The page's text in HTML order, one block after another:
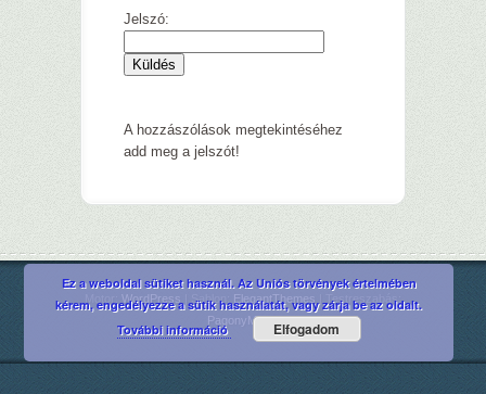
Jelszó:
A hozzászólások megtekintéséhez
add meg a jelszót!
WordPress | Sablon: ElegantThemes | Testreszabás:
PagonyMedia
Ez a weboldal sütiket használ. Az Uniós törvények értelmében
kérem, engedélyezze a sütik használatát, vagy zárja be az oldalt.
További információ
Elfogadom